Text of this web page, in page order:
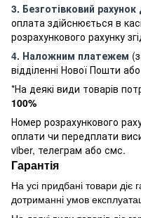
3. Безготівковий
оплата здійснюється в
розрахункового рахунку
4. Наложним платежем
відділенні Нової Пошти
*На деякі види товарів
100%
Номер розрахункового
оплати чи передплати
viber, телеграм або смс.
Гарантія
На усі придбані товари діє
дотриманні умов